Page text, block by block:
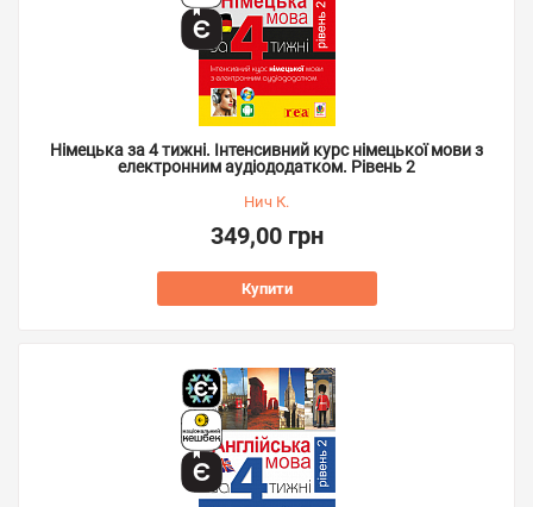
Німецька за 4 тижні. Інтенсивний курс німецької мови з
електронним аудіододатком. Рівень 2
Нич К.
349,00 грн
Купити